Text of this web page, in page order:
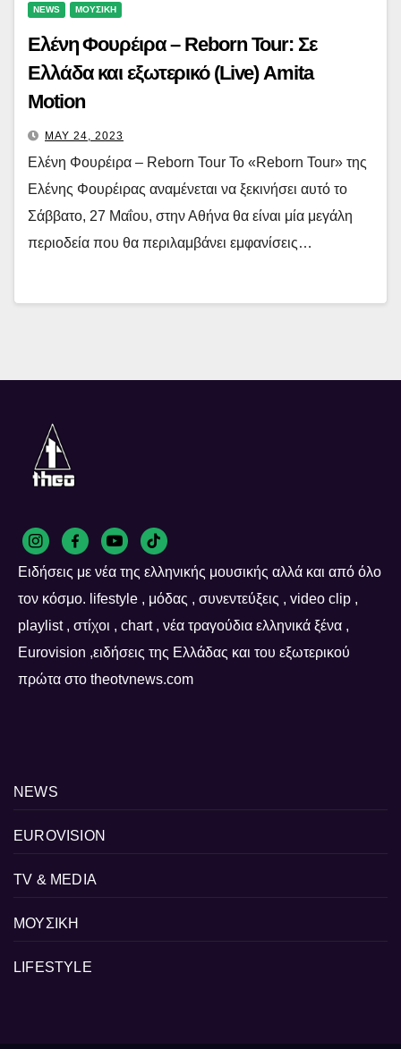
NEWS ΜΟΥΣΙΚΗ
Ελένη Φουρέιρα – Reborn Tour: Σε
Ελλάδα και εξωτερικό (Live) Amita
Motion
MAY 24, 2023
Ελένη Φουρέιρα – Reborn Tour Το «Reborn Tour» της
Ελένης Φουρέιρας αναμένεται να ξεκινήσει αυτό το
Σάββατο, 27 Μαΐου, στην Αθήνα θα είναι μία μεγάλη
περιοδεία που θα περιλαμβάνει εμφανίσεις…
Ειδήσεις με νέα της ελληνικής μουσικής αλλά και από όλο
τον κόσμο. lifestyle , μόδας , συνεντεύξεις , video clip ,
playlist , στίχοι , chart , νέα τραγούδια ελληνικά ξένα ,
Eurovision ,ειδήσεις της Ελλάδας και του εξωτερικού
πρώτα στο theotvnews.com
NEWS
EUROVISION
TV & MEDIA
ΜΟΥΣΙΚΗ
LIFESTYLE